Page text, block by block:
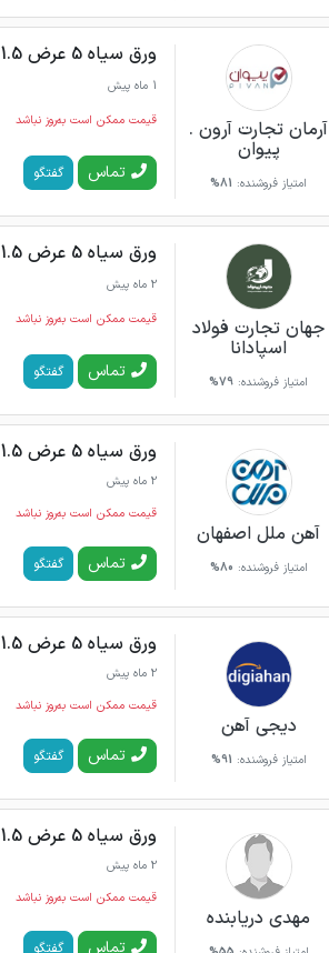
آرمان تجارت آرون .
پیوان
امتیاز فروشنده: 81%
ورق سیاه 5 عرض 1.5 فولاد مبارکه
1 ماه پیش
قیمت ممکن است به‌روز نباشد
تماس گفتگو
جهان تجارت فولاد
اسپادانا
امتیاز فروشنده: 79%
ورق سیاه 5 عرض 1.5 فولاد مبارکه
2 ماه پیش
قیمت ممکن است به‌روز نباشد
تماس گفتگو
آهن ملل اصفهان
امتیاز فروشنده: 80%
ورق سیاه 5 عرض 1.5 فولاد مبارکه
2 ماه پیش
قیمت ممکن است به‌روز نباشد
تماس گفتگو
دیجی آهن
امتیاز فروشنده: 91%
ورق سیاه 5 عرض 1.5 فولاد مبارکه
2 ماه پیش
قیمت ممکن است به‌روز نباشد
تماس گفتگو
مهدی دریابنده
ورق سیاه 5 عرض 1.5 فولاد مبارکه
2 ماه پیش
قیمت ممکن است به‌روز نباشد
تماس گفتگو